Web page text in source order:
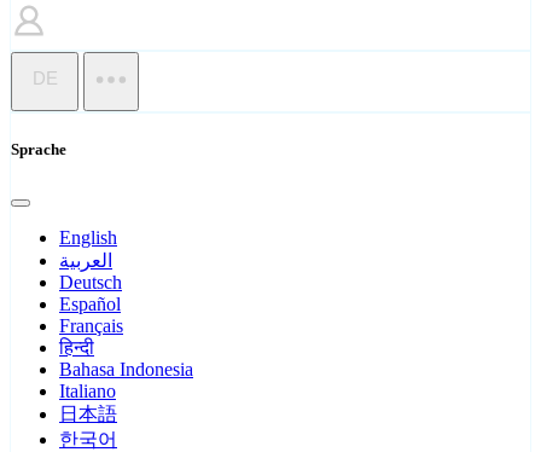
DE
Sprache
English
العربية
Deutsch
Español
Français
हिन्दी
Bahasa Indonesia
Italiano
日本語
한국어